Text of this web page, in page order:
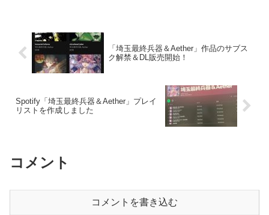
「埼玉最終兵器＆Aether」作品のサブス
ク解禁＆DL販売開始！
Spotify「埼玉最終兵器＆Aether」プレイ
リストを作成しました
コメント
コメントを書き込む